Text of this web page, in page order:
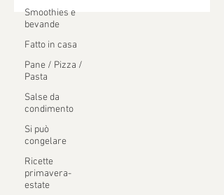
Smoothies e
bevande
Fatto in casa
Pane / Pizza /
Pasta
Salse da
condimento
Si può
congelare
Ricette
primavera-
estate